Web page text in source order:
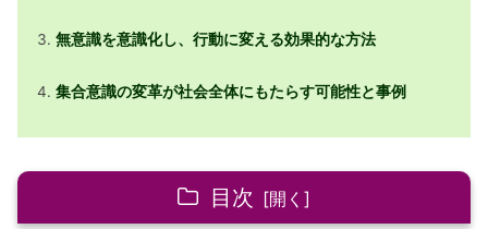
無意識を意識化し、行動に変える効果的な方法
集合意識の変革が社会全体にもたらす可能性と事例
目次